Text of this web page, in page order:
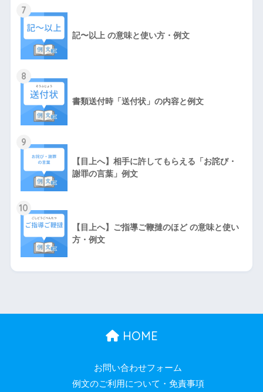
7
記〜以上 の意味と使い方・例文
8
書類送付時「送付状」の内容と例文
9
【目上へ】相手に許してもらえる「お詫び・
謝罪の言葉」例文
10
【目上へ】ご指導ご鞭撻のほど の意味と使い
方・例文
HOME
お問い合わせフォーム
例文のご利用について・免責事項